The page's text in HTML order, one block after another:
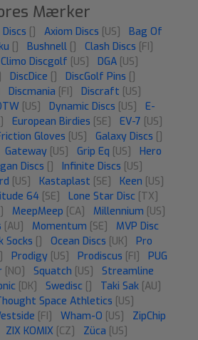
Mærker
[] Axiom Discs [US]
Bag Of
[] Bushnell [] Clash Discs [FI]
Climo Discgolf [US] DGA [US]
DiscDice [] DiscGolf Pins []
Discmania [FI] Discraft [US]
[US] Dynamic Discs [US]
E-
European Birdies [SE] EV-7 [US]
Gloves [US] Galaxy Discs []
Gateway [US] Grip Eq [US]
Hero
Discs [] Infinite Discs [US]
[US] Kastaplast [SE] Keen [US]
64 [SE] Lone Star Disc [TX]
MeepMeep [CA] Millennium [US]
[AU] Momentum [SE]
MVP Disc
Socks [] Ocean Discs [UK]
Pro
Prodigy [US] Prodiscus [FI]
PUG
[NO] Squatch [US]
Streamline
[DK] Swedisc [] Taki Sak [AU]
Space Athletics [US]
[FI] Wham-O [US]
ZipChip
ZIX KOMIX [CZ] Züca [US]